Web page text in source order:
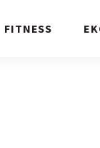
FITNESS